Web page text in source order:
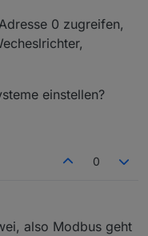
0 zugreifen,
einstellen?
0
also Modbus geht